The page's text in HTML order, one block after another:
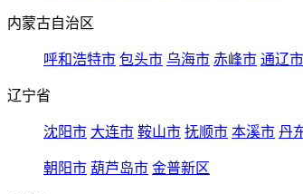
内蒙古自治区
呼和浩特市 包头市 乌海市 赤峰市 通辽市
辽宁省
沈阳市 大连市 鞍山市 抚顺市 本溪市 丹
朝阳市 葫芦岛市 金普新区